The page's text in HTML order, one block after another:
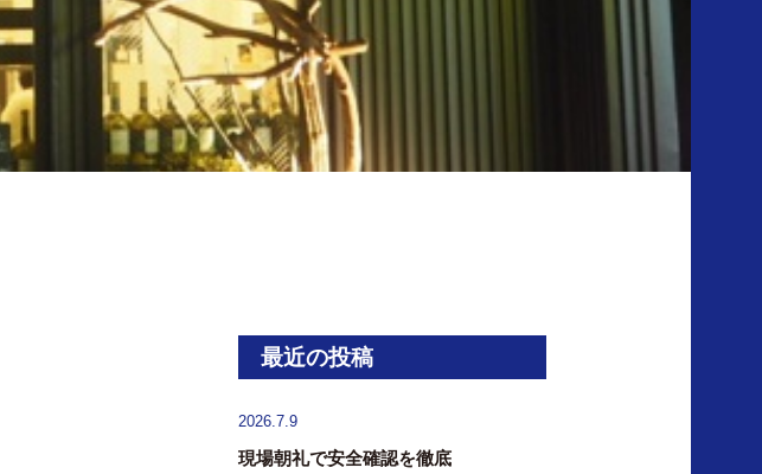
最近の投稿
2026.7.9
現場朝礼で安全確認を徹底